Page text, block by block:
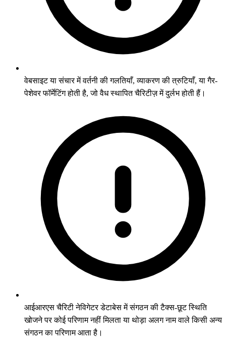
वेबसाइट या संचार में वर्तनी की गलतियाँ, व्याकरण की त्रुटियाँ, या गैर-
पेशेवर फॉर्मेटिंग होती है, जो वैध स्थापित चैरिटीज़ में दुर्लभ होती हैं।
आईआरएस चैरिटी नेविगेटर डेटाबेस में संगठन की टैक्स-छूट स्थिति
खोजने पर कोई परिणाम नहीं मिलता या थोड़ा अलग नाम वाले किसी अन्य
संगठन का परिणाम आता है।